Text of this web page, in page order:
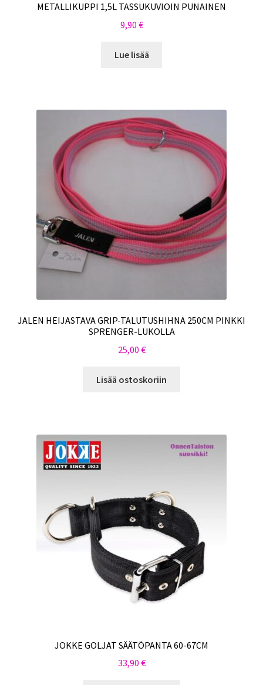
METALLIKUPPI 1,5L TASSUKUVIOIN PUNAINEN
9,90 €
Lue lisää
JALEN HEIJASTAVA GRIP-TALUTUSHIHNA 250CM PINKKI
SPRENGER-LUKOLLA
25,00 €
Lisää ostoskoriin
JOKKE GOLJAT SÄÄTÖPANTA 60-67CM
33,90 €